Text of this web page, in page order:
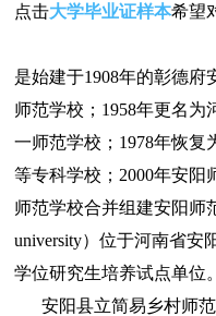
点击大学毕业证样本希望
是始建于1908年的彰德府
师范学校；1958年更名为
一师范学校；1978年恢复
等专科学校；2000年安
师范学校合并组建安阳师
university）位于河南省安
学位研究生培养试点单位
安阳县立简易乡村师